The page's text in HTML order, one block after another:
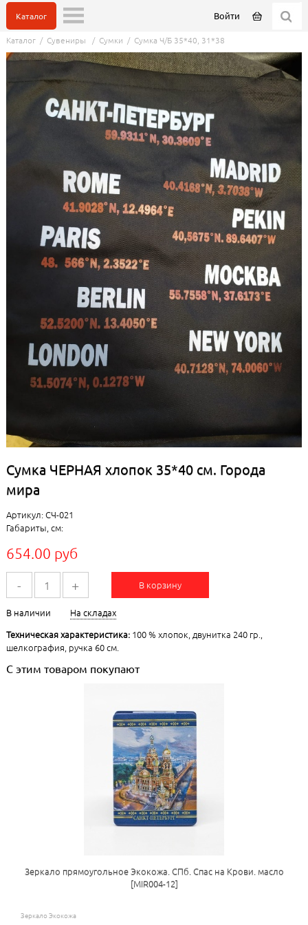
Войти
Каталог
Каталог/ Сувениры / Сумки / Сумка Ч/Б 35*40, 31*38
Сумка ЧЕРНАЯ хлопок 35*40 см. Города
мира
Артикул: СЧ-021
Габариты, см:
654.00 руб
- + В корзину
В наличии
На складах
Техническая характеристика:100 % хлопок, двунитка 240 гр.,
шелкография, ручка 60 см.
С этим товаром покупают
Зеркало прямоугольное Экокожа. СПб. Спас на Крови. масло
[MIR004-12]
Зеркало Экокожа